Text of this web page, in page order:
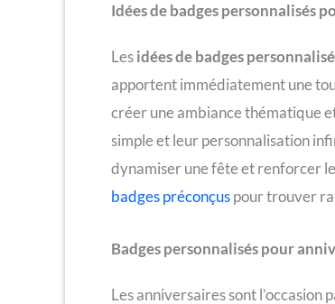
Idées de badges personnalisés
Lesidées de badges
apportent immédiatement une
créer une ambiance thématique
simple et leur personnalisation
dynamiser une fête et renforcer
badges préconçuspour trouver
Badges personnalisés pour
Les anniversaires sont